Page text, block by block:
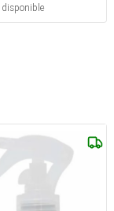
disponible